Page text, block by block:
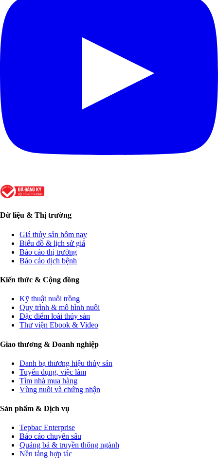
Dữ liệu & Thị trường
Giá thủy sản hôm nay
Biểu đồ & lịch sử giá
Báo cáo thị trường
Báo cáo dịch bệnh
Kiến thức & Cộng đồng
Kỹ thuật nuôi trồng
Quy trình & mô hình nuôi
Đặc điểm loài thủy sản
Thư viện Ebook & Video
Giao thương & Doanh nghiệp
Danh bạ thương hiệu thủy sản
Tuyển dụng, việc làm
Tìm nhà mua hàng
Vùng nuôi và chứng nhận
Sản phẩm & Dịch vụ
Tepbac Enterprise
Báo cáo chuyên sâu
Quảng bá & truyền thông ngành
Nền tảng hợp tác